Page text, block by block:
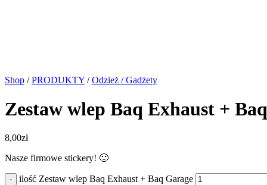
Shop / PRODUKTY / Odzież / Gadżety
Zestaw wlep Baq Exhaust +
8,00zł
Nasze firmowe stickery! 🙂
ilość Zestaw wlep Baq Exhaust + Baq Garage